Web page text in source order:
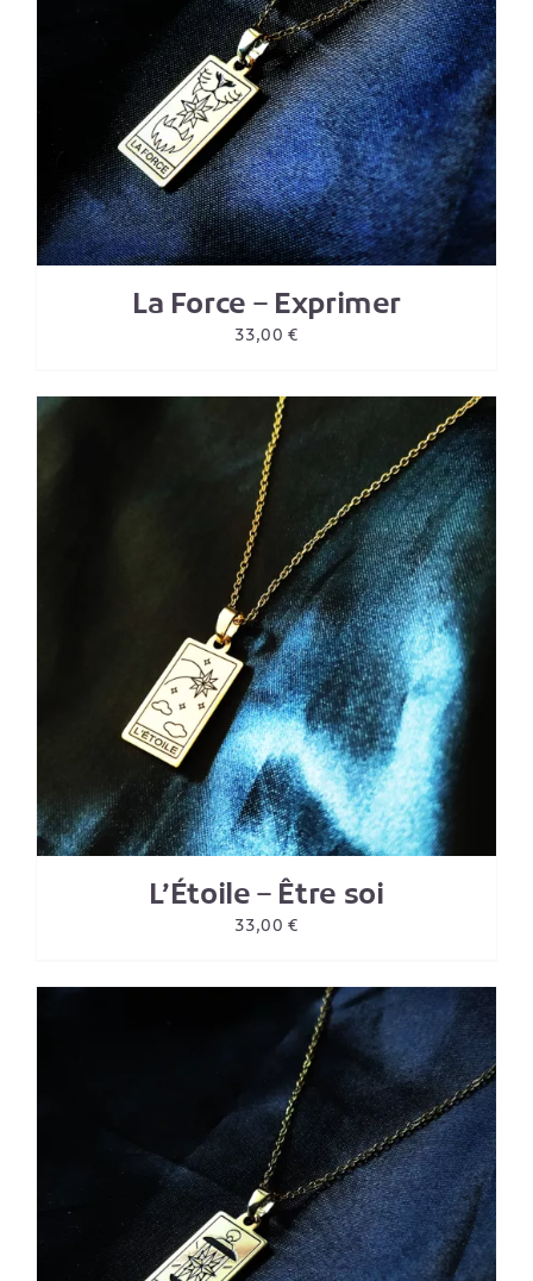
La Force – Exprimer
33,00€
L’Étoile – Être soi
33,00€